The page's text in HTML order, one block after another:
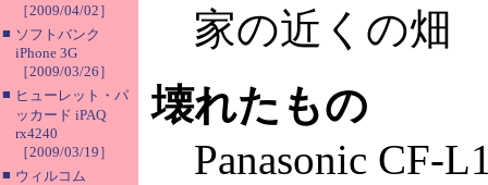
［2009/04/02］
■ ソフトバンク
iPhone 3G
［2009/03/26］
■ ヒューレット・パ
ッカード iPAQ
rx4240
［2009/03/19］
■ ウィルコム
家の近くの畑
壊れたもの
Panasonic